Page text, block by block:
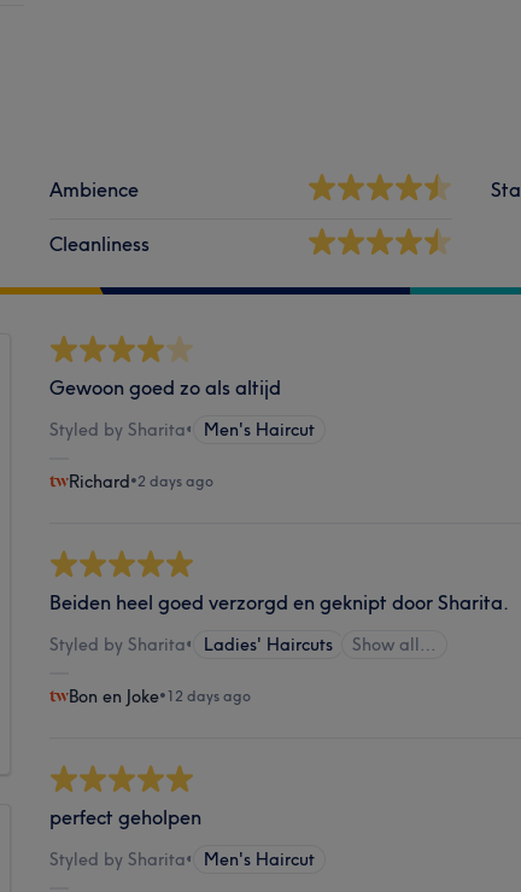
Ambience
Cleanliness
Gewoon goed zo als altijd
Styled by Sharita• Men's Haircut
Richard•2 days ago
Beiden heel goed verzorgd en geknipt door Sharita.
Styled by Sharita• Ladies' Haircuts Show all…
Bon en Joke•12 days ago
perfect geholpen
Styled by Sharita• Men's Haircut